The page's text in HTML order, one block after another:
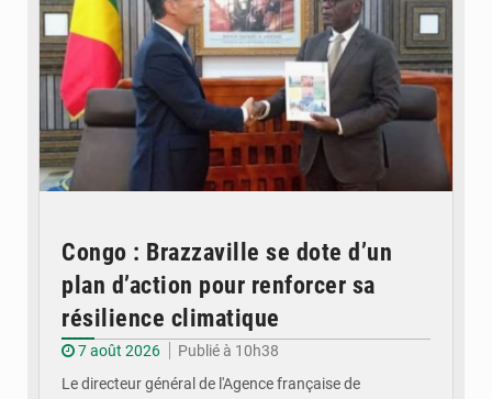
Congo : Brazzaville se dote d’un
plan d’action pour renforcer sa
résilience climatique
7 août 2026
Publié à 10h38
Le directeur général de l'Agence française de